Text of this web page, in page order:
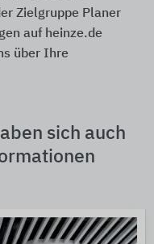
Zielgruppe Planer
auf heinze.de
über Ihre
sich auch